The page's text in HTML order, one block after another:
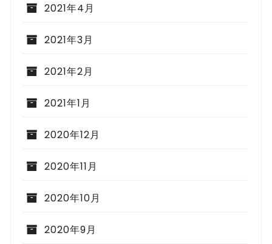
2021年4月
2021年3月
2021年2月
2021年1月
2020年12月
2020年11月
2020年10月
2020年9月